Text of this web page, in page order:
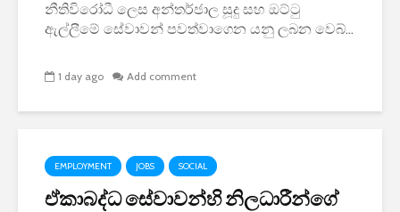
නීතිවිරෝධී ලෙස අන්තර්ජාල සූදු සහ ඔට්ටු
ඇල්ලීමේ සේවාවන් පවත්වාගෙන යනු ලබන වෙබ්...
1 day ago Add comment
EMPLOYMENT JOBS SOCIAL
ඒකාබද්ධ සේවාවන්හි නිලධාරීන්ගේ